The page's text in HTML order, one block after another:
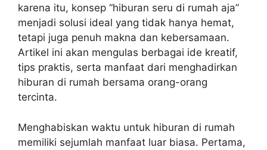
karena itu, konsep “hiburan seru di rumah aja”
menjadi solusi ideal yang tidak hanya hemat,
tetapi juga penuh makna dan kebersamaan.
Artikel ini akan mengulas berbagai ide kreatif,
tips praktis, serta manfaat dari menghadirkan
hiburan di rumah bersama orang-orang
tercinta.
Menghabiskan waktu untuk hiburan di rumah
memiliki sejumlah manfaat luar biasa. Pertama,